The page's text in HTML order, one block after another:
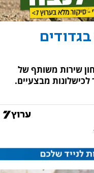
שירות משותף של
מבצעיים.